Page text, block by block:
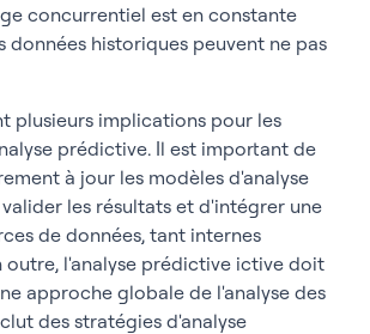
concurrentiel est en constante
données historiques peuvent ne pas
plusieurs implications pour les
prédictive. Il est important de
à jour les modèles d'analyse
les résultats et d'intégrer une
de données, tant internes
outre, l'analyse prédictive ictive doit
approche globale de l'analyse des
des stratégies d'analyse